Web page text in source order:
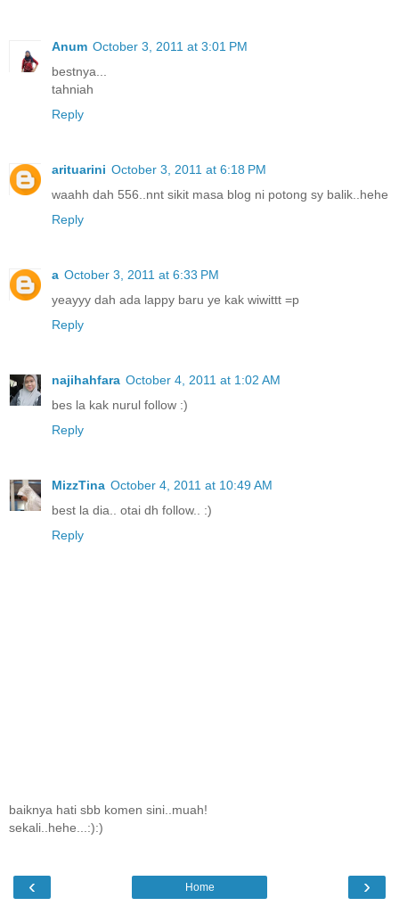
Anum October 3, 2011 at 3:01 PM
bestnya...
tahniah
Reply
arituarini October 3, 2011 at 6:18 PM
waahh dah 556..nnt sikit masa blog ni potong sy balik..hehe
Reply
a October 3, 2011 at 6:33 PM
yeayyy dah ada lappy baru ye kak wiwittt =p
Reply
najihahfara October 4, 2011 at 1:02 AM
bes la kak nurul follow :)
Reply
MizzTina October 4, 2011 at 10:49 AM
best la dia.. otai dh follow.. :)
Reply
baiknya hati sbb komen sini..muah!
sekali..hehe...:):)
‹ ›
Home